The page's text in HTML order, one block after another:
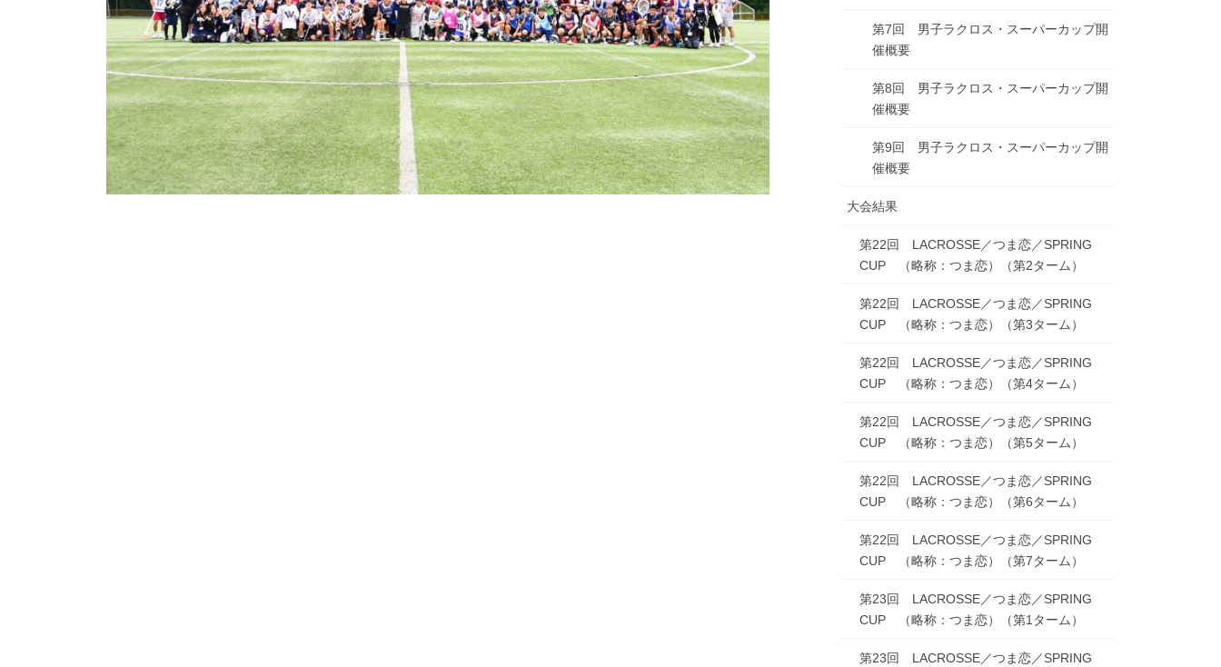
第7回 男子ラクロス・スーパーカップ開
催概要
第8回 男子ラクロス・スーパーカップ開
催概要
第9回 男子ラクロス・スーパーカップ開
催概要
大会結果
第22回 LACROSSE／つま恋／SPRING
CUP （略称：つま恋）（第2ターム）
第22回 LACROSSE／つま恋／SPRING
CUP （略称：つま恋）（第3ターム）
第22回 LACROSSE／つま恋／SPRING
CUP （略称：つま恋）（第4ターム）
第22回 LACROSSE／つま恋／SPRING
CUP （略称：つま恋）（第5ターム）
第22回 LACROSSE／つま恋／SPRING
CUP （略称：つま恋）（第6ターム）
第22回 LACROSSE／つま恋／SPRING
CUP （略称：つま恋）（第7ターム）
第23回 LACROSSE／つま恋／SPRING
CUP （略称：つま恋）（第1ターム）
第23回 LACROSSE／つま恋／SPRING